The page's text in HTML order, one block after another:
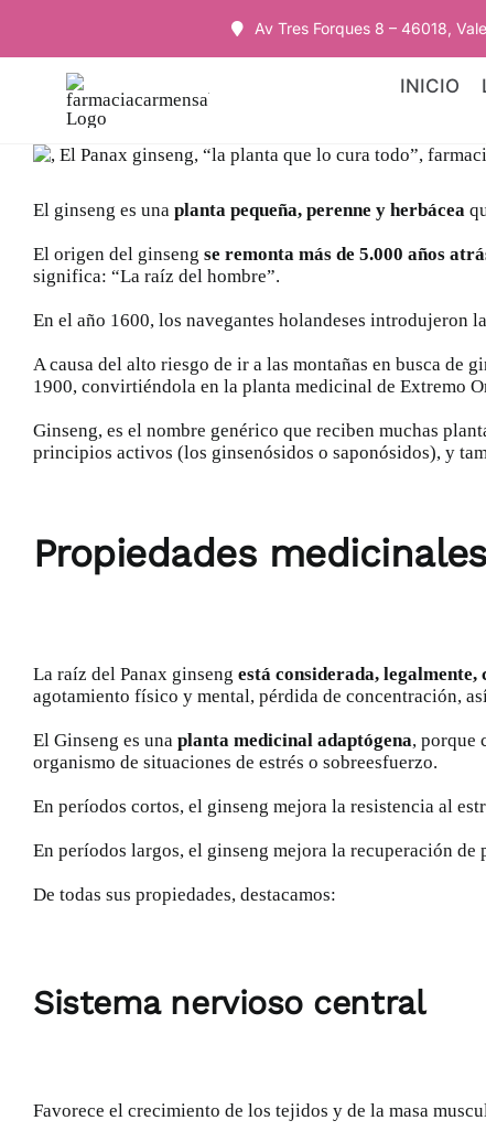
contenido
Av Tres Forques 8 – 46018,
INICIO
Ver
más
grande
El ginseng es una planta pequeña, perenne y herbácea
El origen del ginseng se remonta más de 5.000 años
significa: “La raíz del hombre”.
En el año 1600, los navegantes holandeses introdujeron
A causa del alto riesgo de ir a las montañas en busca de
1900, convirtiéndola en la planta medicinal de Extremo
Ginseng, es el nombre genérico que reciben muchas
principios activos (los ginsenósidos o saponósidos), y
Propiedades
La raíz del Panax ginseng está considerada, legalmente,
agotamiento físico y mental, pérdida de concentración,
El Ginseng es una planta medicinal adaptógena, porque
organismo de situaciones de estrés o sobreesfuerzo.
En períodos cortos, el ginseng mejora la resistencia al
­En períodos largos, el ginseng mejora la recuperación
De todas sus propiedades, destacamos:
Sistema nervioso central
Favorece el crecimiento de los tejidos y de la masa